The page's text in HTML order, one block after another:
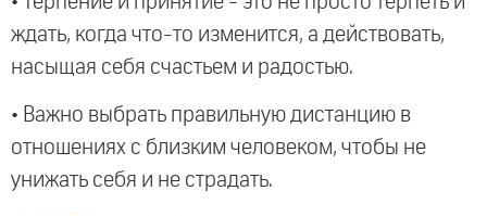
ждать, когда что-то изменится, а действовать,
насыщая себя счастьем и радостью.
• Важно выбрать правильную дистанцию в
отношениях с близким человеком, чтобы не
унижать себя и не страдать.